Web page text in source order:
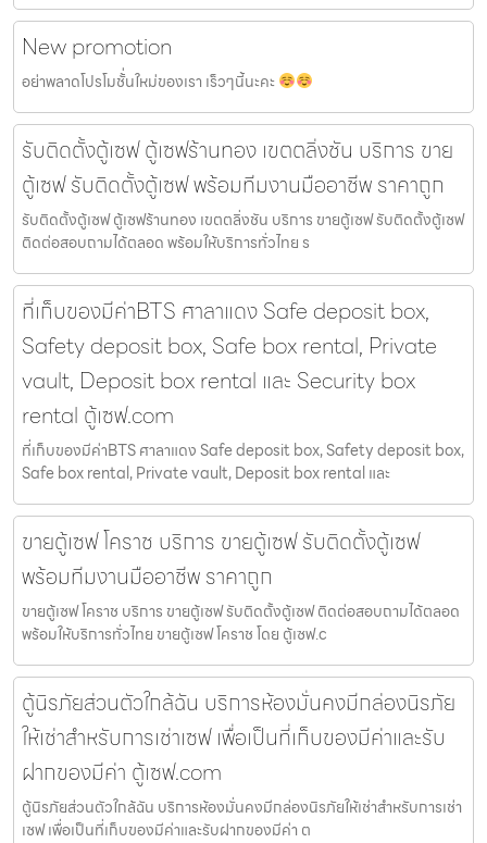
New promotion
อย่าพลาดโปรโมชั้่นใหม่ของเรา เร็วๆนี้นะคะ
รับติดตั้งตู้เซฟ ตู้เซฟร้านทอง เขตตลิ่งชัน บริการ ขาย
ตู้เซฟ รับติดตั้งตู้เซฟ พร้อมทีมงานมืออาชีพ ราคาถูก
รับติดตั้งตู้เซฟ ตู้เซฟร้านทอง เขตตลิ่งชัน บริการ ขายตู้เซฟ รับติดตั้งตู้เซฟ
ติดต่อสอบถามได้ตลอด พร้อมให้บริการทั่วไทย ร
ที่เก็บของมีค่าBTS ศาลาแดง Safe deposit box,
Safety deposit box, Safe box rental, Private
vault, Deposit box rental และ Security box
rental ตู้เซฟ.com
ที่เก็บของมีค่าBTS ศาลาแดง Safe deposit box, Safety deposit box,
Safe box rental, Private vault, Deposit box rental และ
ขายตู้เซฟ โคราช บริการ ขายตู้เซฟ รับติดตั้งตู้เซฟ
พร้อมทีมงานมืออาชีพ ราคาถูก
ขายตู้เซฟ โคราช บริการ ขายตู้เซฟ รับติดตั้งตู้เซฟ ติดต่อสอบถามได้ตลอด
พร้อมให้บริการทั่วไทย ขายตู้เซฟ โคราช โดย ตู้เซฟ.c
ตู้นิรภัยส่วนตัวใกล้ฉัน บริการห้องมั่นคงมีกล่องนิรภัย
ให้เช่าสำหรับการเช่าเซฟ เพื่อเป็นที่เก็บของมีค่าและรับ
ฝากของมีค่า ตู้เซฟ.com
ตู้นิรภัยส่วนตัวใกล้ฉัน บริการห้องมั่นคงมีกล่องนิรภัยให้เช่าสำหรับการเช่า
เซฟ เพื่อเป็นที่เก็บของมีค่าและรับฝากของมีค่า ต